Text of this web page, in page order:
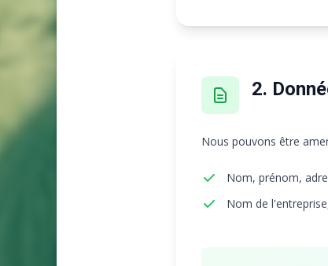
2.
Nous pouvons être
Nom, prénom,
Nom de